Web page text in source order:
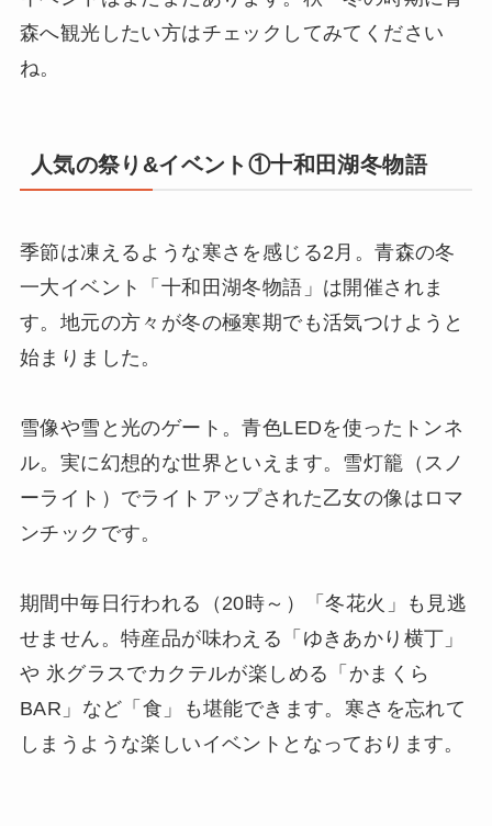
森へ観光したい方はチェックしてみてください
ね。
人気の祭り&イベント①十和田湖冬物語
季節は凍えるような寒さを感じる2月。青森の冬
一大イベント「十和田湖冬物語」は開催されま
す。地元の方々が冬の極寒期でも活気つけようと
始まりました。
雪像や雪と光のゲート。青色LEDを使ったトンネ
ル。実に幻想的な世界といえます。雪灯籠（スノ
ーライト）でライトアップされた乙女の像はロマ
ンチックです。
期間中毎日行われる（20時～）「冬花火」も見逃
せません。特産品が味わえる「ゆきあかり横丁」
や 氷グラスでカクテルが楽しめる「かまくら
BAR」など「食」も堪能できます。寒さを忘れて
しまうような楽しいイベントとなっております。